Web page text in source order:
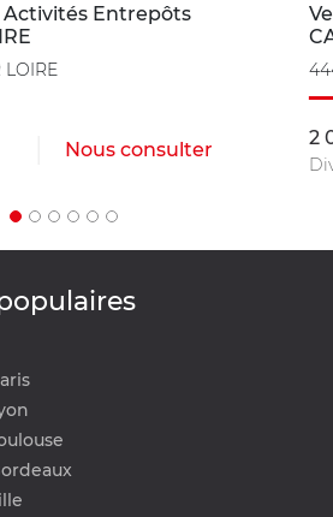
Entrepôts
LOIRE
Nous consulter
2